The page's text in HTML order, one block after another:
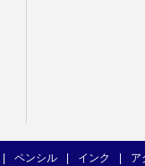
ペンシル インク ア